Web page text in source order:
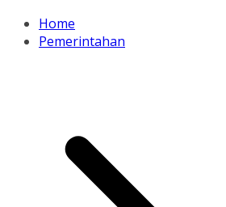
Home
Pemerintahan